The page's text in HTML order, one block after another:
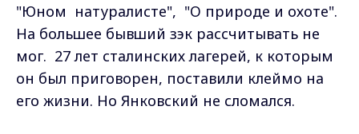
"Юном натуралисте", "О природе и охоте".
На большее бывший зэк рассчитывать не
мог. 27 лет сталинских лагерей, к которым
он был приговорен, поставили клеймо на
его жизни. Но Янковский не сломался.